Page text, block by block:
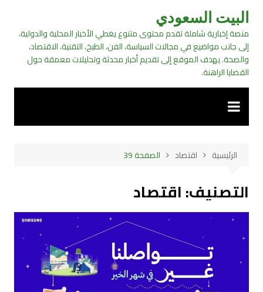
التجاوز
المحتوى
البيت السعودي
منصة إخبارية شاملة تقدم محتوى متنوع يغطي الأخبار المحلية والدولية،
إلى جانب مواضيع في مجالات السياسة، الفن، الطبخ، التقنية، الاقتصاد،
والصحة. يهدف الموقع إلى تقديم أخبار محدثة وتحليلات معمقة حول
القضايا الراهنة.
الرئيسية اقتصاد الصفحة 39
التصنيف:اقتصاد